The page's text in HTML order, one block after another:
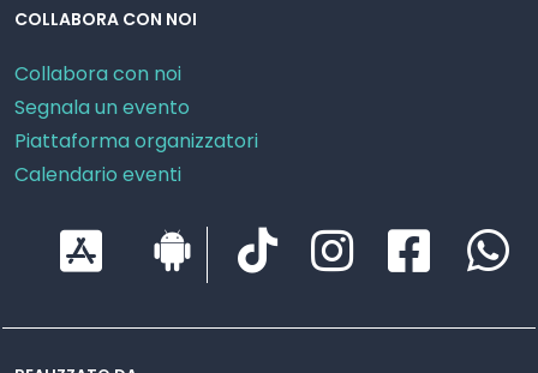
COLLABORA CON NOI
Collabora con noi
Segnala un evento
Piattaforma organizzatori
Calendario eventi